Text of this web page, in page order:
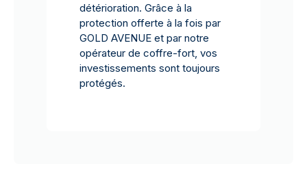
détérioration. Grâce à la
protection offerte à la fois par
GOLD AVENUE et par notre
opérateur de coffre-fort, vos
investissements sont toujours
protégés.